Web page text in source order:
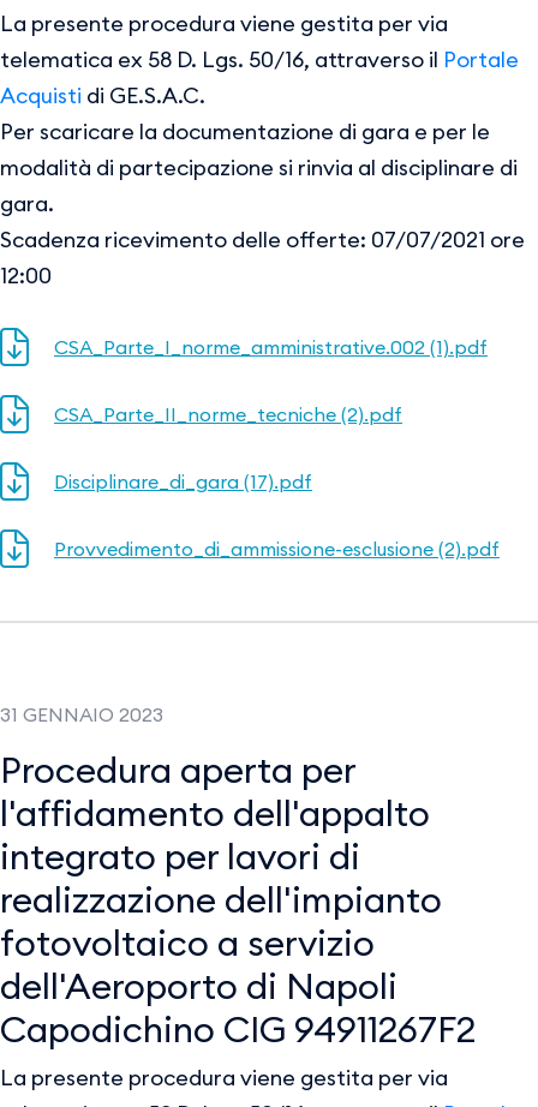
La presente procedura viene gestita per via
telematica ex 58 D. Lgs. 50/16, attraverso il Portale
Acquisti di GE.S.A.C.
Per scaricare la documentazione di gara e per le
modalità di partecipazione si rinvia al disciplinare di
gara.
Scadenza ricevimento delle offerte: 07/07/2021 ore
12:00
CSA_Parte_I_norme_amministrative.002 (1).pdf
CSA_Parte_II_norme_tecniche (2).pdf
Disciplinare_di_gara (17).pdf
Provvedimento_di_ammissione-esclusione (2).pdf
31 GENNAIO 2023
Procedura aperta per
l'affidamento dell'appalto
integrato per lavori di
realizzazione dell'impianto
fotovoltaico a servizio
dell'Aeroporto di Napoli
Capodichino CIG 94911267F2
La presente procedura viene gestita per via